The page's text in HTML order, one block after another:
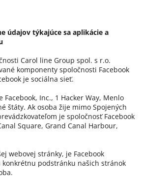
údajov týkajúce sa aplikácie a
Carol line Group spol. s r.o.
komponenty spoločnosti Facebook
je sociálna sieť.
Facebook, Inc., 1 Hacker Way, Menlo
štáty. Ak osoba žije mimo Spojených
je spoločnosť Facebook
Square, Grand Canal Harbour,
webovej stránky, je Facebook
konkrétnu podstránku našich stránok